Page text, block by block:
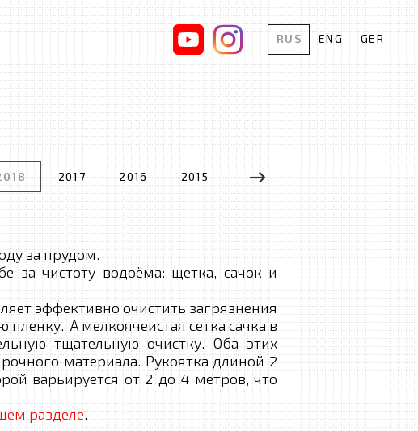
RUS ENG GER
2017 2016 2015 2014 2013 2012
за прудом.
чистоту водоёма: щетка, сачок и
эффективно очистить загрязнения
А мелкоячеистая сетка сачка в
тщательную очистку. Оба этих
материала. Рукоятка длиной 2
варьируется от 2 до 4 метров, что
разделе.